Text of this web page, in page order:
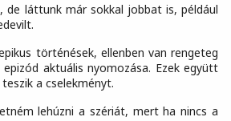
láttunk már sokkal jobbat is, például
történések, ellenben van rengeteg
aktuális nyomozása. Ezek együtt
a cselekményt.
lehúzni a szériát, mert ha nincs a